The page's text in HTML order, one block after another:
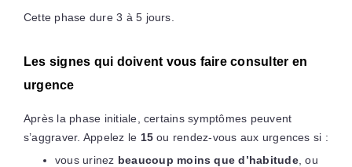
Cette phase dure 3 à 5 jours.
Les signes qui doivent vous faire consulter en
urgence
Après la phase initiale, certains symptômes peuvent
s’aggraver. Appelez le 15 ou rendez-vous aux urgences si :
vous urinez beaucoup moins que d’habitude, ou